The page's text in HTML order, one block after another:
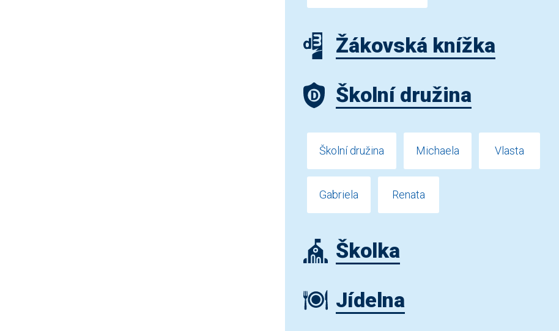
Žákovská knížka
Školní družina
Školní družina Michaela Vlasta
Gabriela Renata
Školka
Jídelna